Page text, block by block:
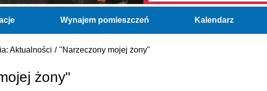
Wynajem pomieszczeń Kalendarz
Aktualności "Narzeczony mojej żony"
żony"